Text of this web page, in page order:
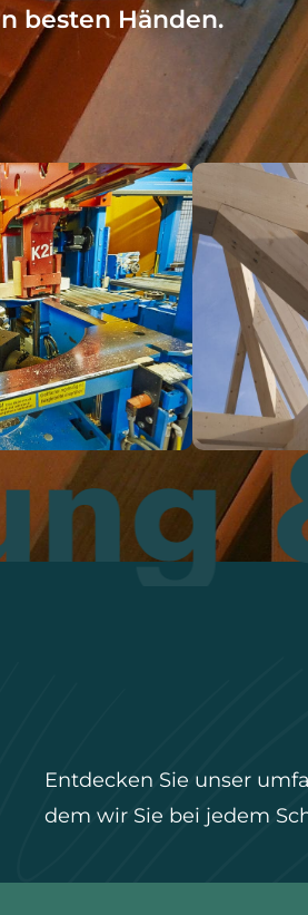
besten Händen.
Entdecken Sie unser
dem wir Sie bei jedem